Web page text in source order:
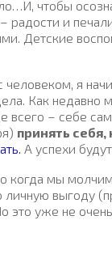
чтобы
радости и
Детские
я
Как недавно
– себе
принять себя,
А успехи
когда мы
выгоду
уже не очень